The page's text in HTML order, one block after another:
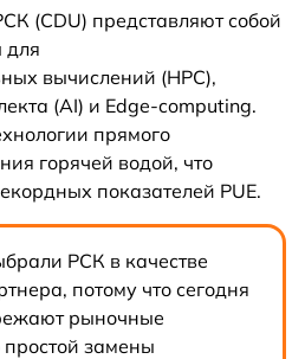
(CDU) представляют собой
для
вычислений (HPC),
(AI) и Edge-computing.
прямого
горячей водой, что
показателей PUE.
РСК в качестве
потому что сегодня
рыночные
замены